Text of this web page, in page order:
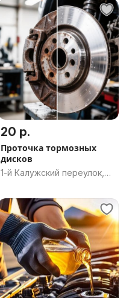
20 р.
Проточка тормозных
дисков
1-й Калужский переулок,
область